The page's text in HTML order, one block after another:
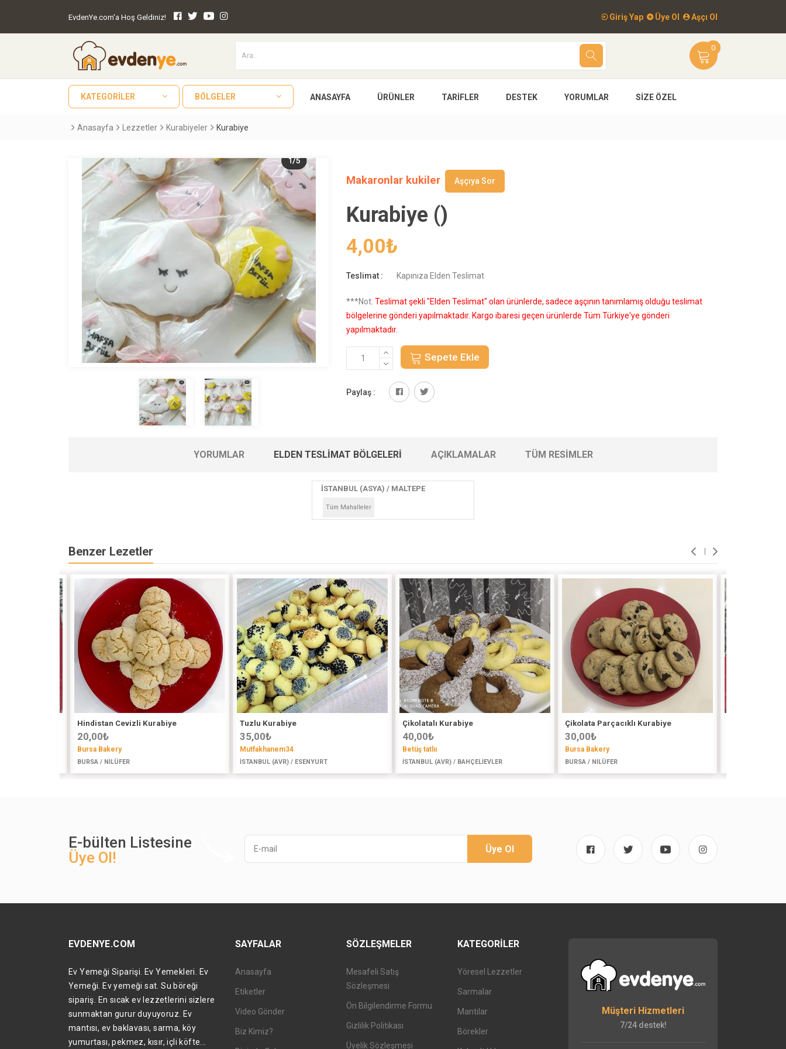
EvdenYe.com'a Hoş Geldiniz! Giriş Yap Üye Ol Aşçı Ol
0
KATEGORILER BÖLGELER ANASAYFA ÜRÜNLER TARIFLER DESTEK YORUMLAR SIZE ÖZEL
Anasayfa Lezzetler Kurabiyeler Kurabiye
Makaronlar kukiler Aşçıya Sor
Kurabiye ()
4,00₺
Teslimat : Kapınıza Elden Teslimat
***Not: Teslimat şekli "Elden Teslimat" olan ürünlerde, sadece aşçının tanımlamış olduğu teslimat
bölgelerine gönderi yapılmaktadır. Kargo ibaresi geçen ürünlerde Tüm Türkiye'ye gönderi
yapılmaktadır.
Sepete Ekle
Paylaş :
YORUMLAR ELDEN TESLIMAT BÖLGELERI AÇIKLAMALAR TÜM RESIMLER
İSTANBUL (ASYA) / MALTEPE
Tüm Mahalleler
Benzer Lezetler
Hindistan Cevizli Kurabiye
20,00₺
Bursa Bakery
BURSA / NİLÜFER
Tuzlu Kurabiye
35,00₺
Mutfakhanem34
İSTANBUL (AVR) / ESENYURT
Çikolatalı Kurabiye
40,00₺
Betüş tatlıı
İSTANBUL (AVR) / BAHÇELİEVLER
Çikolata Parçacıklı Kurabiye
30,00₺
Bursa Bakery
BURSA / NİLÜFER
E-bülten Listesine
Üye Ol!
Üye Ol
EVDENYE.COM
Ev Yemeği Siparişi. Ev Yemekleri. Ev
Yemeği. Ev yemeği sat. Su böreği
sipariş. En sıcak ev lezzetlerini sizlere
sunmaktan gurur duyuyoruz. Ev
mantısı, ev baklavası, sarma, köy
yumurtası, pekmez, kısır, içli köfte...
SAYFALAR
Anasayfa
Etiketler
Video Gönder
Biz Kimiz?
SÖZLEŞMELER
Mesafeli Satış
Sözleşmesi
Ön Bilgilendirme Formu
Gizlilik Politikası
Üyelik Sözleşmesi
KATEGORILER
Yöresel Lezzetler
Sarmalar
Mantılar
Börekler
Müşteri Hizmetleri
7/24 destek!